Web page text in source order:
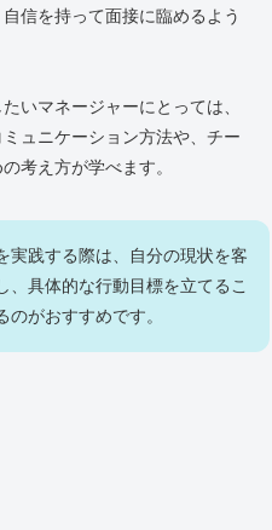
信を持って面接に臨めるよう
いマネージャーにとっては、
ュニケーション方法や、チー
考え方が学べます。
実践する際は、自分の現状を客
、具体的な行動目標を立てるこ
のがおすすめです。